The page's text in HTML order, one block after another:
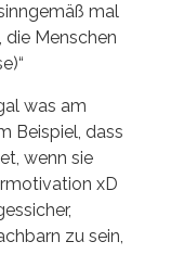
mal
die Menschen
was am
Beispiel, dass
wenn sie
xD
zu sein,